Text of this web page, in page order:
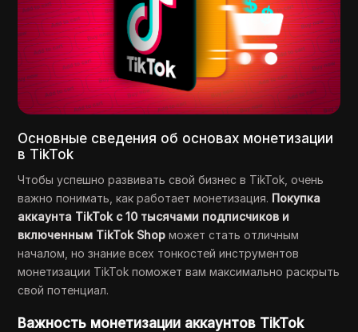
Основные сведения об основах монетизации
в TikTok
Чтобы успешно развивать свой бизнес в TikTok, очень
важно понимать, как работает монетизация. Покупка
аккаунта TikTok с 10 тысячами подписчиков и
включенным TikTok Shop может стать отличным
началом, но знание всех тонкостей инструментов
монетизации TikTok поможет вам максимально раскрыть
свой потенциал.
Важность монетизации аккаунтов TikTok